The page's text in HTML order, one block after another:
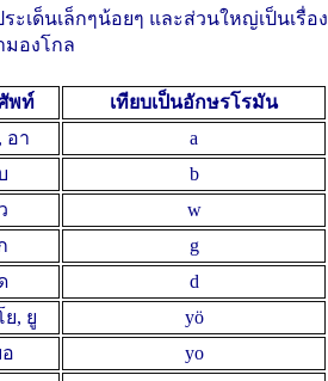
เด็นเล็กๆน้อยๆ และส่วนใหญ่เป็นเรื่อง
องโกล
พท์
เทียบเป็นอักษรโรมัน
อา
a
b
ว
w
g
d
ย, ยู
yö
yo